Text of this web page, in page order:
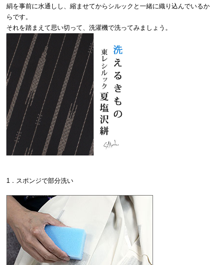
絹を事前に水通しし、縮ませてからシルックと一緒に織り込んでいるか
らです。
それを踏まえて思い切って、洗濯機で洗ってみましょう。
1．スポンジで部分洗い